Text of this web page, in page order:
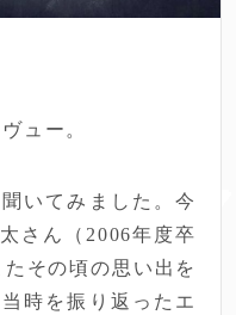
ュー。
いてみました。今
さん（2006年度卒
その頃の思い出を
時を振り返ったエ